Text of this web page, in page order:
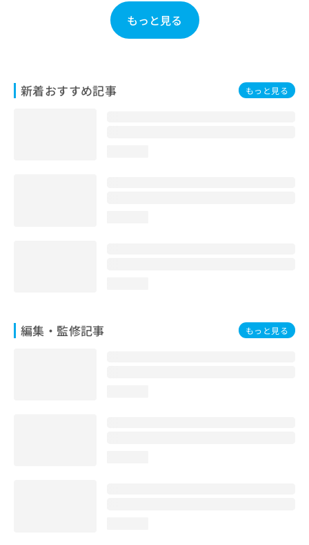
もっと見る
新着おすすめ記事 もっと見る
編集・監修記事 もっと見る
は